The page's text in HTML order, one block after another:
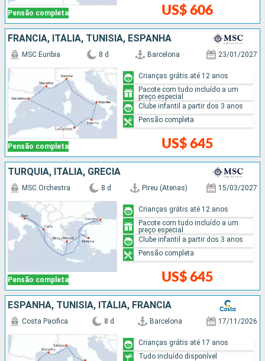
Pensão completa US$ 606
FRANCIA, ITÁLIA, TUNÍSIA, ESPANHA
Pensão completa
MSC Euribia 8 d Barcelona 23/01/2027
US$ 645
Crianças grátis até 12 anos
Pacote com tudo incluído a um
preço especial
Clube infantil a partir dos 3 anos
Pensão completa
TURQUIA, ITÁLIA, GRÉCIA
Pensão completa
MSC Orchestra 8 d Pireu (Atenas) 15/03/2027
US$ 645
Crianças grátis até 12 anos
Pacote com tudo incluído a um
preço especial
Clube infantil a partir dos 3 anos
Pensão completa
ESPANHA, TUNÍSIA, ITÁLIA, FRANCIA
Costa Pacifica 8 d Barcelona 17/11/2026
Crianças grátis até 17 anos
Tudo incluído disponível